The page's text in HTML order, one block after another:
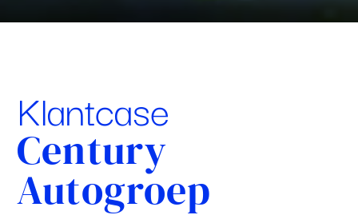
Klantcase
Century
Autogroep